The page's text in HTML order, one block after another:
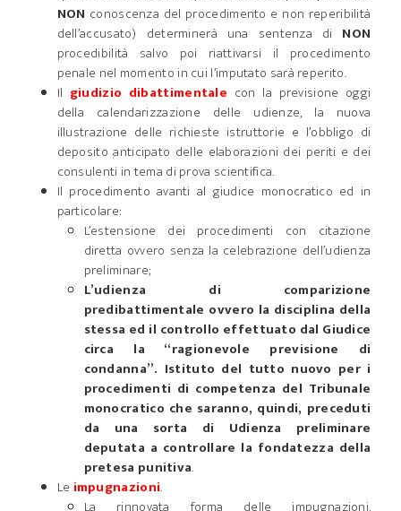
NON conoscenza del procedimento e non reperibilità
dell’accusato) determinerà una sentenza di NON
procedibilità salvo poi riattivarsi il procedimento
penale nel momento in cui l’imputato sarà reperito.
Il giudizio dibattimentale con la previsione oggi
della calendarizzazione delle udienze, la nuova
illustrazione delle richieste istruttorie e l’obbligo di
deposito anticipato delle elaborazioni dei periti e dei
consulenti in tema di prova scientifica.
Il procedimento avanti al giudice monocratico ed in
particolare:
L’estensione dei procedimenti con citazione
diretta ovvero senza la celebrazione dell’udienza
preliminare;
L’udienza di comparizione
predibattimentale ovvero la disciplina della
stessa ed il controllo effettuato dal Giudice
circa la “ragionevole previsione di
condanna”. Istituto del tutto nuovo per i
procedimenti di competenza del Tribunale
monocratico che saranno, quindi, preceduti
da una sorta di Udienza preliminare
deputata a controllare la fondatezza della
pretesa punitiva.
Le impugnazioni.